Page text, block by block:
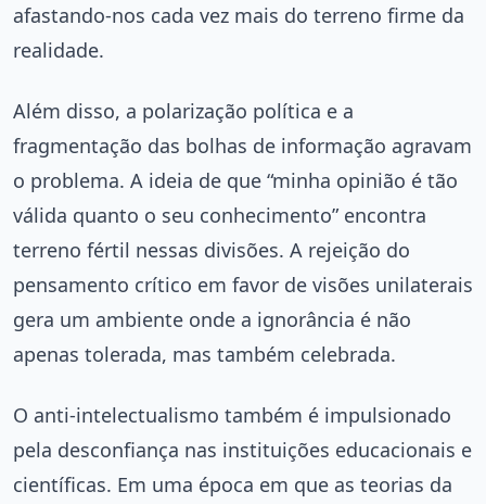
afastando-nos cada vez mais do terreno firme da
realidade.
Além disso, a polarização política e a
fragmentação das bolhas de informação agravam
o problema. A ideia de que “minha opinião é tão
válida quanto o seu conhecimento” encontra
terreno fértil nessas divisões. A rejeição do
pensamento crítico em favor de visões unilaterais
gera um ambiente onde a ignorância é não
apenas tolerada, mas também celebrada.
O anti-intelectualismo também é impulsionado
pela desconfiança nas instituições educacionais e
científicas. Em uma época em que as teorias da